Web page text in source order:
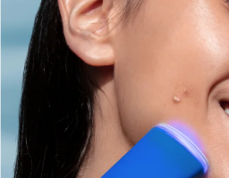
FAQ™ Pure Beauty-Tech
issa™ Teeth Whitening Set
English Deutsch
Français
Polski
Türkçe
简体中文